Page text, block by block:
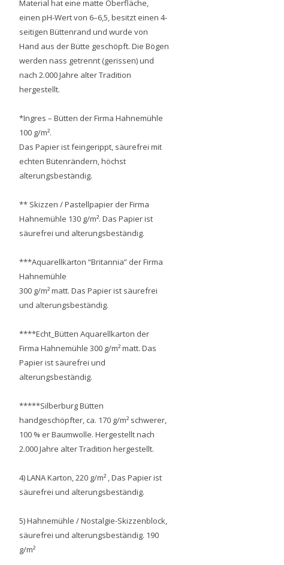
Material hat eine matte Oberfläche,
einen pH-Wert von 6–6,5, besitzt einen 4-
seitigen Büttenrand und wurde von
Hand aus der Bütte geschöpft. Die Bögen
werden nass getrennt (gerissen) und
nach 2.000 Jahre alter Tradition
hergestellt.
*Ingres – Bütten der Firma Hahnemühle
100 g/m².
Das Papier ist feingerippt, säurefrei mit
echten Bütenrändern, höchst
alterungsbeständig.
** Skizzen / Pastellpapier der Firma
Hahnemühle 130 g/m². Das Papier ist
säurefrei und alterungsbeständig.
***Aquarellkarton “Britannia” der Firma
Hahnemühle
300 g/m² matt. Das Papier ist säurefrei
und alterungsbeständig.
****Echt_Bütten Aquarellkarton der
Firma Hahnemühle 300 g/m² matt. Das
Papier ist säurefrei und
alterungsbeständig.
*****Silberburg Bütten
handgeschöpfter, ca. 170 g/m² schwerer,
100 % er Baumwolle. Hergestellt nach
2.000 Jahre alter Tradition hergestellt.
4) LANA Karton, 220 g/m² , Das Papier ist
säurefrei und alterungsbeständig.
5) Hahnemühle / Nostalgie-Skizzenblock,
säurefrei und alterungsbeständig. 190
g/m²